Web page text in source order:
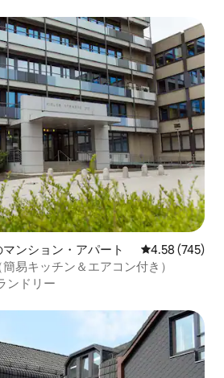
ンション・アパート レビュー745
4.58 (745)
易キッチン＆エアコン付き）
ンドリー